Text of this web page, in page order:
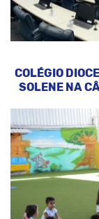
COLÉGIO
SOLENE NA